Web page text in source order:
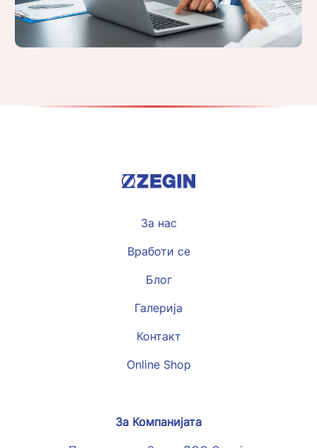
За нас
Вработи се
Блог
Галерија
Контакт
Online Shop
За Компанијата